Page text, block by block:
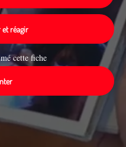
et réagir
cette fiche